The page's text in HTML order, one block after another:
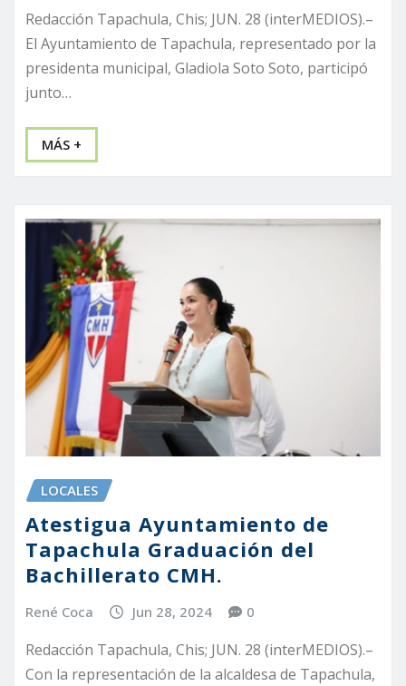
Redacción Tapachula, Chis; JUN. 28 (interMEDIOS).–
El Ayuntamiento de Tapachula, representado por la
presidenta municipal, Gladiola Soto Soto, participó
junto…
MÁS +
LOCALES
Atestigua Ayuntamiento de
Tapachula Graduación del
Bachillerato CMH.
René Coca Jun 28, 2024 0
Redacción Tapachula, Chis; JUN. 28 (interMEDIOS).–
Con la representación de la alcaldesa de Tapachula,